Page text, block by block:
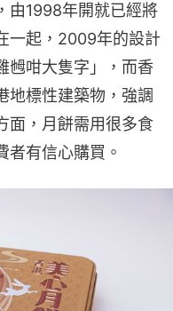
由1998年開就已經將
一起，2009年的設計
乸咁大隻字」，而香
地標性建築物，強調
面，月餅需用很多食
者有信心購買。